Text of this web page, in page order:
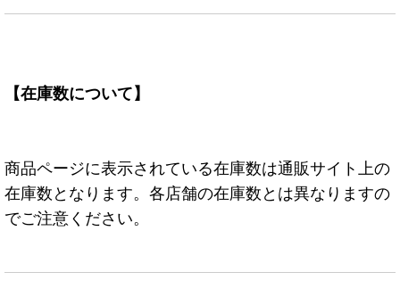
【在庫数について】
商品ページに表示されている在庫数は通販サイト上の
在庫数となります。各店舗の在庫数とは異なりますの
でご注意ください。